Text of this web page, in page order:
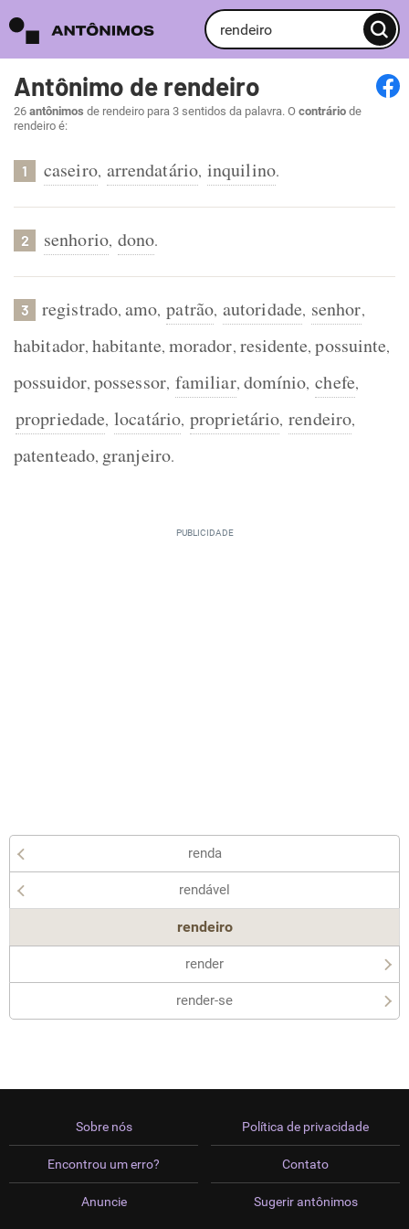
Antônimo de rendeiro
26 antônimos de rendeiro para 3 sentidos da palavra. O contrário de
rendeiro é:
1 caseiro, arrendatário, inquilino.
2 senhorio, dono.
3 registrado, amo, patrão, autoridade, senhor,
habitador, habitante, morador, residente,possuinte,
possuidor, possessor, familiar, domínio, chefe,
propriedade, locatário, proprietário, rendeiro,
patenteado, granjeiro.
renda
rendável
rendeiro
render
render-se
Sobre nós
Encontrou um erro?
Anuncie
Política de privacidade
Contato
Sugerir antônimos